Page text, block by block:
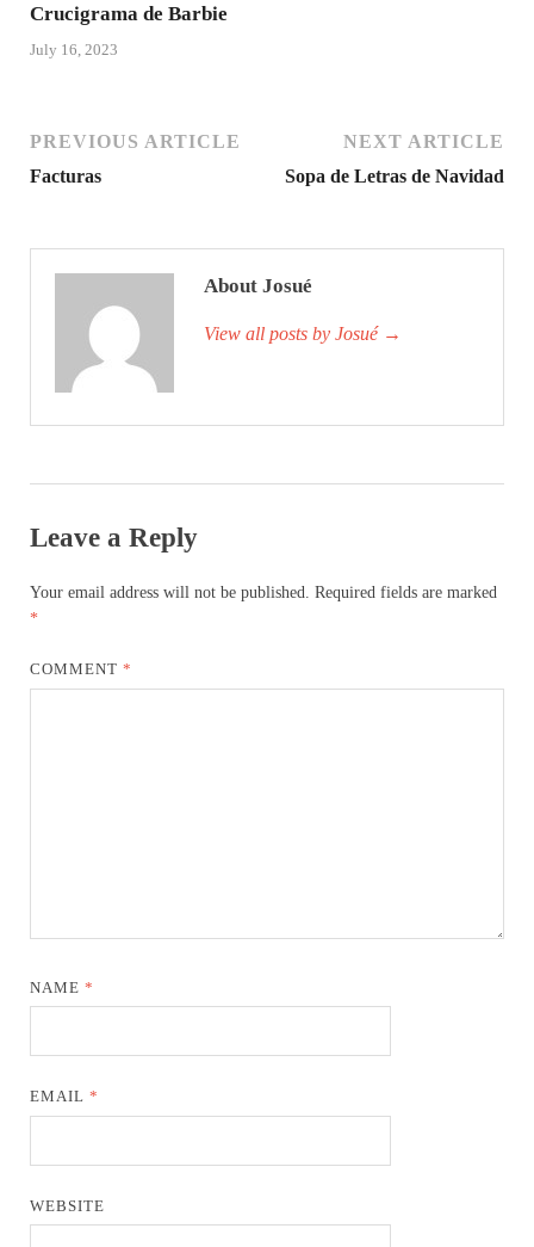
Crucigrama de Barbie
July 16, 2023
PREVIOUS ARTICLE
Facturas
NEXT ARTICLE
Sopa de Letras de Navidad
About Josué
View all posts by Josué →
Leave a Reply
Your email address will not be published. Required fields are marked
*
COMMENT*
NAME*
EMAIL*
WEBSITE